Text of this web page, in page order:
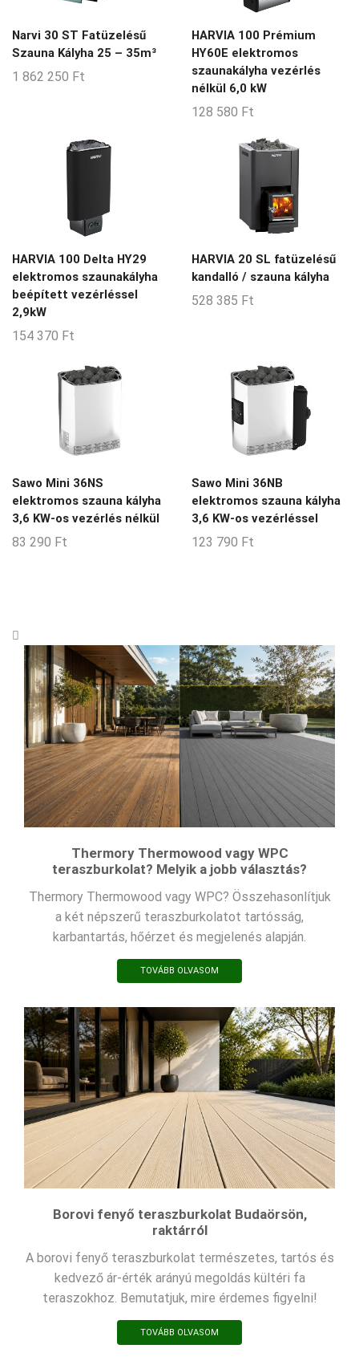
Narvi 30 ST Fatüzelésű
Szauna Kályha 25 – 35m³
1 862 250 Ft
HARVIA 100 Prémium
HY60E elektromos
szaunakályha vezérlés
nélkül 6,0 kW
128 580 Ft
HARVIA 100 Delta HY29
elektromos szaunakályha
beépített vezérléssel
2,9kW
154 370 Ft
HARVIA 20 SL fatüzelésű
kandalló / szauna kályha
528 385 Ft
Sawo Mini 36NS
elektromos szauna kályha
3,6 KW-os vezérlés nélkül
83 290 Ft
Sawo Mini 36NB
elektromos szauna kályha
3,6 KW-os vezérléssel
123 790 Ft
Thermory Thermowood vagy WPC
teraszburkolat? Melyik a jobb választás?
Thermory Thermowood vagy WPC? Összehasonlítjuk
a két népszerű teraszburkolatot tartósság,
karbantartás, hőérzet és megjelenés alapján.
TOVÁBB OLVASOM
Borovi fenyő teraszburkolat Budaörsön,
raktárról
A borovi fenyő teraszburkolat természetes, tartós és
kedvező ár-érték arányú megoldás kültéri fa
teraszokhoz. Bemutatjuk, mire érdemes figyelni!
TOVÁBB OLVASOM